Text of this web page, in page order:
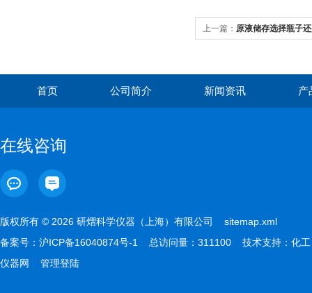
上一篇： 原液储存选择瓶子
首页 公司简介 新闻资讯 产
在线咨询
版权所有 © 2026 研熠科学仪器（上海）有限公司 sitemap.xml
备案号： 沪ICP备16040874号-1 总访问量：311100 技术支持： 化工
仪器网
管理登陆